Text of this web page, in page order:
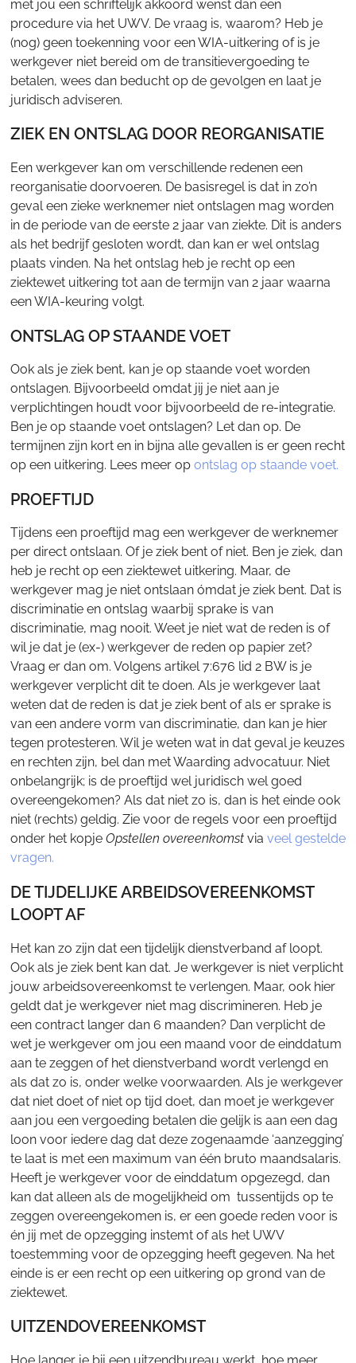
met jou een schriftelijk akkoord wenst dan een
procedure via het UWV. De vraag is, waarom? Heb je
(nog) geen toekenning voor een WIA-uitkering of is je
werkgever niet bereid om de transitievergoeding te
betalen, wees dan beducht op de gevolgen en laat je
juridisch adviseren.
ZIEK EN ONTSLAG DOOR REORGANISATIE
Een werkgever kan om verschillende redenen een
reorganisatie doorvoeren. De basisregel is dat in zo’n
geval een zieke werknemer niet ontslagen mag worden
in de periode van de eerste 2 jaar van ziekte. Dit is anders
als het bedrijf gesloten wordt, dan kan er wel ontslag
plaats vinden. Na het ontslag heb je recht op een
ziektewet uitkering tot aan de termijn van 2 jaar waarna
een WIA-keuring volgt.
ONTSLAG OP STAANDE VOET
Ook als je ziek bent, kan je op staande voet worden
ontslagen. Bijvoorbeeld omdat jij je niet aan je
verplichtingen houdt voor bijvoorbeeld de re-integratie.
Ben je op staande voet ontslagen? Let dan op. De
termijnen zijn kort en in bijna alle gevallen is er geen recht
op een uitkering. Lees meer op ontslag op staande voet.
PROEFTIJD
Tijdens een proeftijd mag een werkgever de werknemer
per direct ontslaan. Of je ziek bent of niet. Ben je ziek, dan
heb je recht op een ziektewet uitkering. Maar, de
werkgever mag je niet ontslaan ómdat je ziek bent. Dat is
discriminatie en ontslag waarbij sprake is van
discriminatie, mag nooit. Weet je niet wat de reden is of
wil je dat je (ex-) werkgever de reden op papier zet?
Vraag er dan om. Volgens artikel 7:676 lid 2 BW is je
werkgever verplicht dit te doen. Als je werkgever laat
weten dat de reden is dat je ziek bent of als er sprake is
van een andere vorm van discriminatie, dan kan je hier
tegen protesteren. Wil je weten wat in dat geval je keuzes
en rechten zijn, bel dan met Waarding advocatuur. Niet
onbelangrijk; is de proeftijd wel juridisch wel goed
overeengekomen? Als dat niet zo is, dan is het einde ook
niet (rechts) geldig. Zie voor de regels voor een proeftijd
onder het kopje Opstellen overeenkomstvia veel gestelde
vragen.
DE TIJDELIJKE ARBEIDSOVEREENKOMST
LOOPT AF
Het kan zo zijn dat een tijdelijk dienstverband af loopt.
Ook als je ziek bent kan dat. Je werkgever is niet verplicht
jouw arbeidsovereenkomst te verlengen. Maar, ook hier
geldt dat je werkgever niet mag discrimineren. Heb je
een contract langer dan 6 maanden? Dan verplicht de
wet je werkgever om jou een maand voor de einddatum
aan te zeggen of het dienstverband wordt verlengd en
als dat zo is, onder welke voorwaarden. Als je werkgever
dat niet doet of niet op tijd doet, dan moet je werkgever
aan jou een vergoeding betalen die gelijk is aan een dag
loon voor iedere dag dat deze zogenaamde ‘aanzegging’
te laat is met een maximum van één bruto maandsalaris.
Heeft je werkgever voor de einddatum opgezegd, dan
kan dat alleen als de mogelijkheid om tussentijds op te
zeggen overeengekomen is, er een goede reden voor is
én jij met de opzegging instemt of als het UWV
toestemming voor de opzegging heeft gegeven. Na het
einde is er een recht op een uitkering op grond van de
ziektewet.
UITZENDOVEREENKOMST